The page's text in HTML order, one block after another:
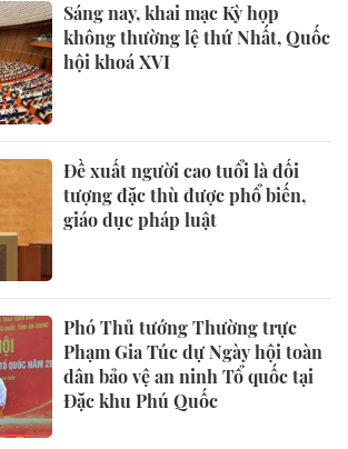
Sáng nay, khai mạc Kỳ họp
không thường lệ thứ Nhất, Quốc
hội khoá XVI
Đề xuất người cao tuổi là đối
tượng đặc thù được phổ biến,
giáo dục pháp luật
Phó Thủ tướng Thường trực
Phạm Gia Túc dự Ngày hội toàn
dân bảo vệ an ninh Tổ quốc tại
Đặc khu Phú Quốc